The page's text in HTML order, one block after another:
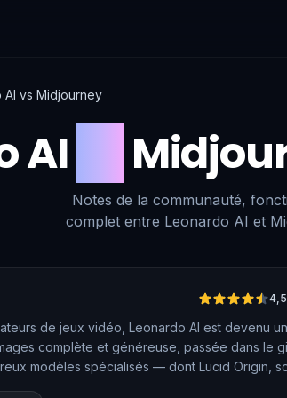
AI vs Midjourney
AI
Notes de la communauté,
complet entre Leonardo AI et
4,5
de jeux vidéo, Leonardo AI est devenu
complète et généreuse, passée dans le
modèles spécialisés — dont Lucid Origin,